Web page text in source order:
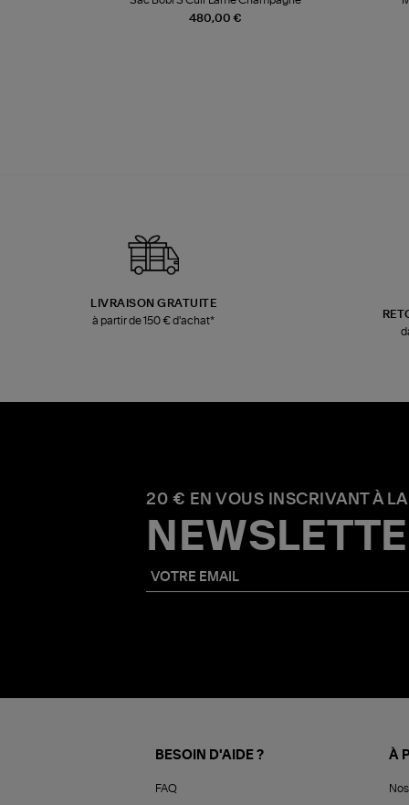
480,00 €
LIVRAISON GRATUITE
à partir de 150 € d'achat*
20 € EN VOUS INSCRIVANT À LA
BESOIN D'AIDE ?
FAQ
À